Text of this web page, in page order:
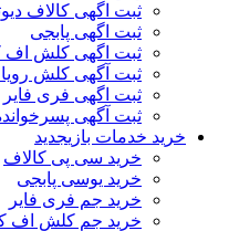
ثبت اگهی کالاف
ثبت اگهی پابجی
ثبت اگهی کلش اف
ثبت آگهی کلش
ثبت اگهی فری فایر
ثبت آگهی
خرید خدمات بازیجدید
خرید سی پی کالاف
خرید یوسی پابجی
خرید جم فری فایر
خرید جم کلش اف